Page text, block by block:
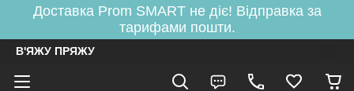
Доставка Prom SMART не діє! Відправка за
тарифами пошти.
В'ЯЖУ ПРЯЖУ